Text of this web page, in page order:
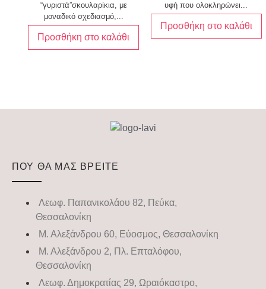
“γυριστά”σκουλαρίκια, με
μοναδικό σχεδιασμό,...
Προσθήκη στο καλάθι
υφή που ολοκληρώνει...
Προσθήκη στο καλάθι
ΠΟΥ ΘΑ ΜΑΣ ΒΡΕΙΤΕ
Λεωφ. Παπανικολάου 82, Πεύκα,
Θεσσαλονίκη
Μ. Αλεξάνδρου 60, Εύοσμος, Θεσσαλονίκη
Μ. Αλεξάνδρου 2, Πλ. Επταλόφου,
Θεσσαλονίκη
Λεωφ. Δημοκρατίας 29, Ωραιόκαστρο,